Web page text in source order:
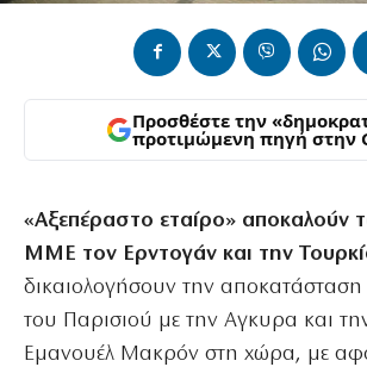
Προσθέστε την
προτιμώμενη πηγή στην
«Αξεπέραστο εταίρο» αποκαλούν
ΜΜΕ τον Ερντογάν και την
δικαιολογήσουν την
του Παρισιού με την Αγκυρα και
Εμανουέλ Μακρόν στη χώρα, με